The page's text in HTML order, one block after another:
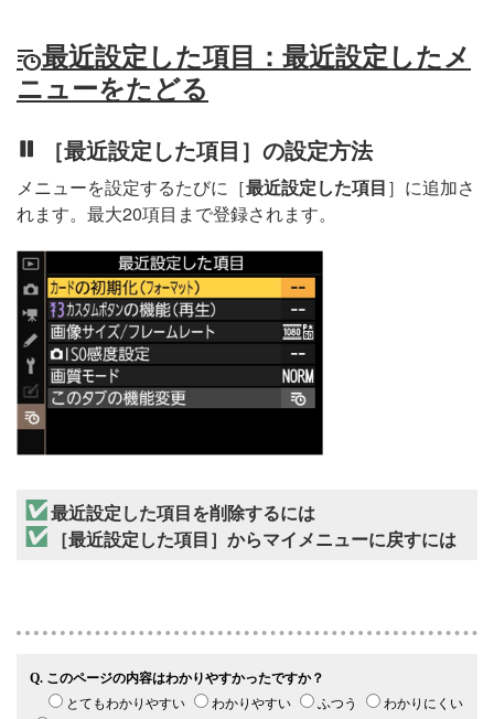
m最近設定した項目：最近設定したメ
ニューをたどる
［最近設定した項目］の設定方法
メニューを設定するたびに［最近設定した項目］に追加さ
れます。最大20項目まで登録されます。
最近設定した項目を削除するには
［最近設定した項目］からマイメニューに戻すには